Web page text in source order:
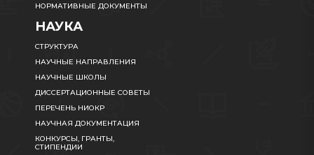
НОРМАТИВНЫЕ ДОКУМЕНТЫ
НАУКА
СТРУКТУРА
НАУЧНЫЕ НАПРАВЛЕНИЯ
НАУЧНЫЕ ШКОЛЫ
ДИССЕРТАЦИОННЫЕ СОВЕТЫ
ПЕРЕЧЕНЬ НИОКР
НАУЧНАЯ ДОКУМЕНТАЦИЯ
КОНКУРСЫ, ГРАНТЫ,
СТИПЕНДИИ